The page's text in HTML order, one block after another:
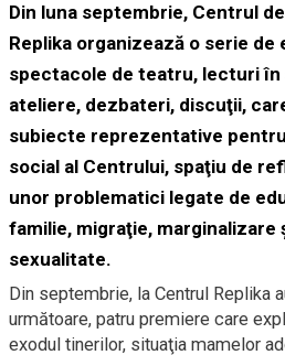
Din luna septembrie, Centrul
Replika organizează o serie de
spectacole de teatru, lecturi în
ateliere, dezbateri, discuţii,
subiecte reprezentative
social al Centrului, spaţiu de
unor problematici legate de
familie, migraţie, marginalizare
sexualitate.
Din septembrie, la Centrul Replika
următoare, patru premiere care
exodul tinerilor, situaţia mamelor